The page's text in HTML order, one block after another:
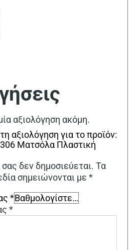
αξιολόγηση ακόμη.
αξιολόγηση για το προϊόν:
Ματσόλα Πλαστική
δεν δημοσιεύεται. Τα
σημειώνονται με *
*
*